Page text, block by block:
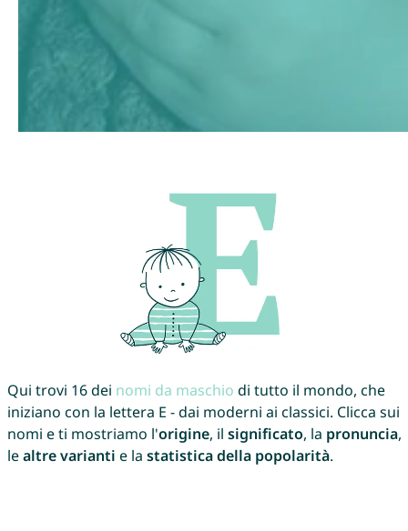
Qui trovi 16 dei nomi da maschio di tutto il mondo, che
iniziano con la lettera E - dai moderni ai classici. Clicca sui
nomi e ti mostriamo l'origine, il significato, la pronuncia,
lealtre varianti e la statistica della popolarità.